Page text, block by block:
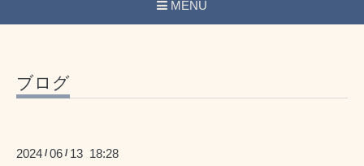
MENU
ブログ
2024 /06 / 13 18:28